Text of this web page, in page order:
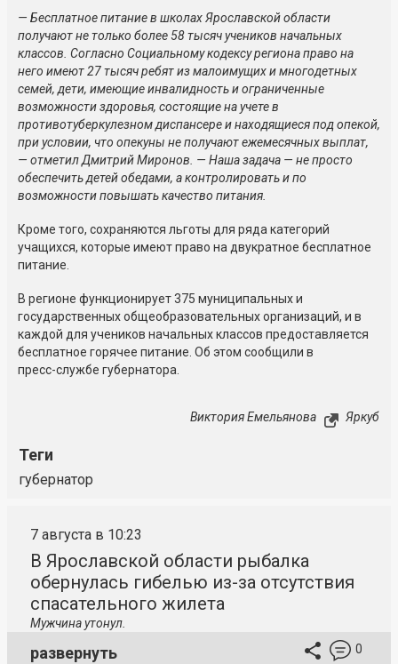
— Бесплатное питание в школах Ярославской области
получают не только более 58 тысяч учеников начальных
классов. Согласно Социальному кодексу региона право на
него имеют 27 тысяч ребят из малоимущих и многодетных
семей, дети, имеющие инвалидность и ограниченные
возможности здоровья, состоящие на учете в
противотуберкулезном диспансере и находящиеся под опекой,
при условии, что опекуны не получают ежемесячных выплат,
— отметил Дмитрий Миронов. — Наша задача — не просто
обеспечить детей обедами, а контролировать и по
возможности повышать качество питания.
Кроме того, сохраняются льготы для ряда категорий
учащихся, которые имеют право на двукратное бесплатное
питание.
В регионе функционирует 375 муниципальных и
государственных общеобразовательных организаций, и в
каждой для учеников начальных классов предоставляется
бесплатное горячее питание. Об этом сообщили в
пресс-службе губернатора.
Виктория Емельянова Яркуб
Теги
губернатор
7 августа в 10:23
В Ярославской области рыбалка
обернулась гибелью из-за отсутствия
спасательного жилета
Мужчина утонул.
развернуть 0